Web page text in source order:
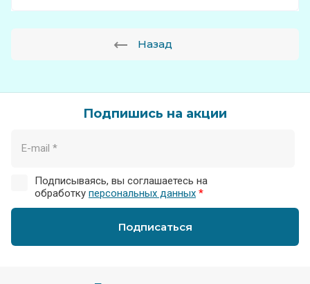
Назад
Подпишись на акции
Подписываясь, вы соглашаетесь на
обработку персональных данных *
Подписаться